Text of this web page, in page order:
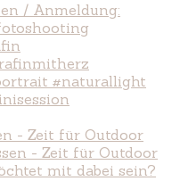
- Zeit für Outdoor